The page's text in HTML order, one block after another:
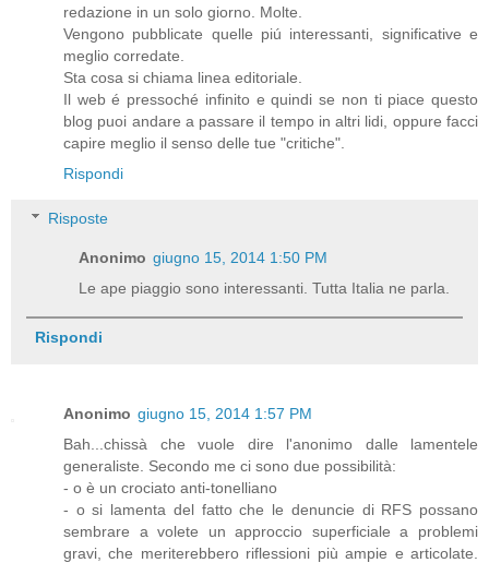
redazione in un solo giorno. Molte.
Vengono pubblicate quelle piú interessanti, significative e
meglio corredate.
Sta cosa si chiama linea editoriale.
Il web é pressoché infinito e quindi se non ti piace questo
blog puoi andare a passare il tempo in altri lidi, oppure facci
capire meglio il senso delle tue "critiche".
Rispondi
Risposte
Anonimo giugno 15, 2014 1:50 PM
Le ape piaggio sono interessanti. Tutta Italia ne parla.
Rispondi
Anonimo giugno 15, 2014 1:57 PM
Bah...chissà che vuole dire l'anonimo dalle lamentele
generaliste. Secondo me ci sono due possibilità:
- o è un crociato anti-tonelliano
- o si lamenta del fatto che le denuncie di RFS possano
sembrare a volete un approccio superficiale a problemi
gravi, che meriterebbero riflessioni più ampie e articolate.